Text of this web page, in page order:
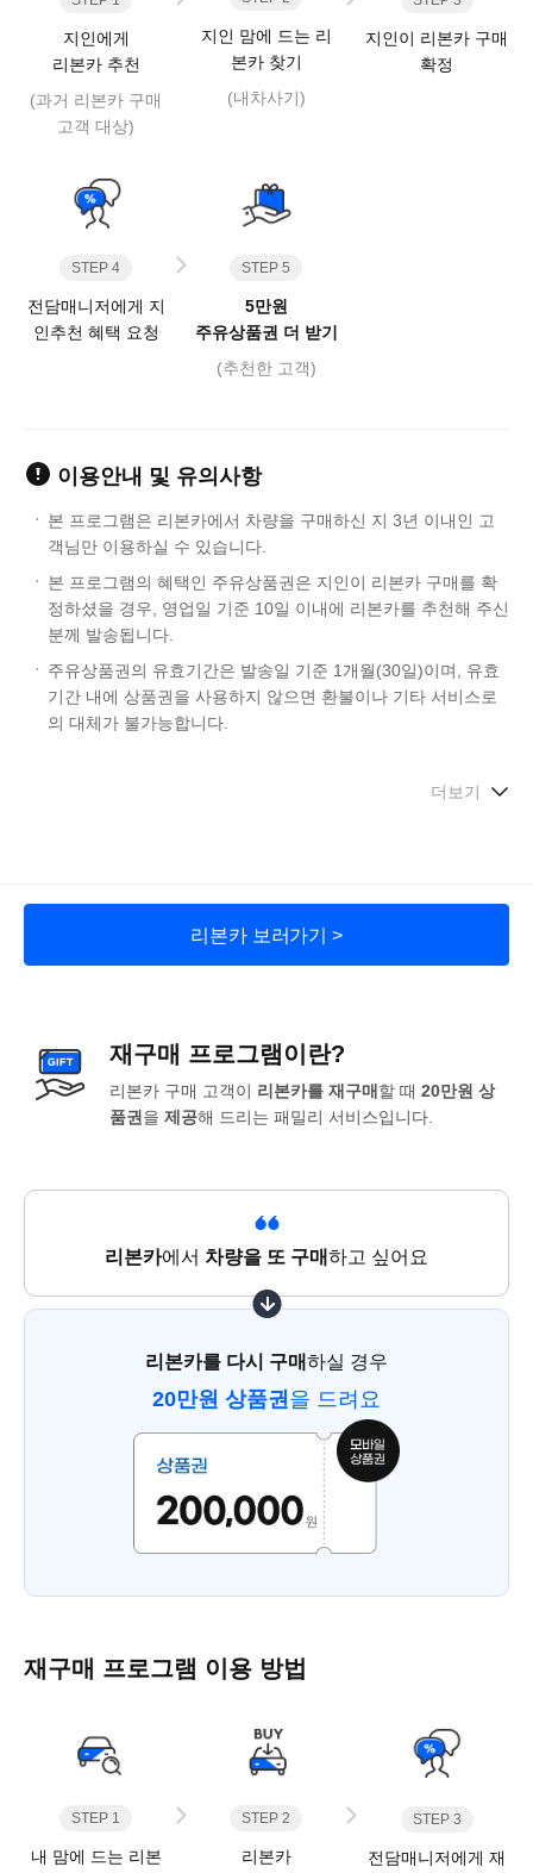
지인에게
리본카 추천
(과거 리본카 구매
고객 대상)
지인 맘에 드는 리
본카 찾기
(내차사기)
지인이 리본카 구매
확정
STEP 4
전담매니저에게 지
인추천 혜택 요청
STEP 5
5만원
주유상품권 더 받기
(추천한 고객)
이용안내 및 유의사항
본 프로그램은 리본카에서 차량을 구매하신 지 3년 이내인 고
객님만 이용하실 수 있습니다.
본 프로그램의 혜택인 주유상품권은 지인이 리본카 구매를 확
정하셨을 경우, 영업일 기준 10일 이내에 리본카를 추천해 주신
분께 발송됩니다.
주유상품권의 유효기간은 발송일 기준 1개월(30일)이며, 유효
기간 내에 상품권을 사용하지 않으면 환불이나 기타 서비스로
의 대체가 불가능합니다.
더보기
리본카 보러가기 >
재구매 프로그램이란?
리본카 구매 고객이 리본카를 재구매할 때 20만원 상
품권을 제공해 드리는 패밀리 서비스입니다.
리본카에서 차량을 또 구매하고 싶어요
리본카를 다시 구매하실 경우
20만원 상품권 을 드려요
재구매 프로그램 이용 방법
STEP 1
내 맘에 드는 리본
STEP 2
리본카
STEP 3
전담매니저에게 재